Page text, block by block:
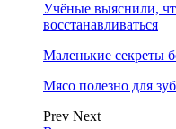
Учёные выяснили,
восстанавливаться
Маленькие секреты
Мясо полезно для
Prev Next